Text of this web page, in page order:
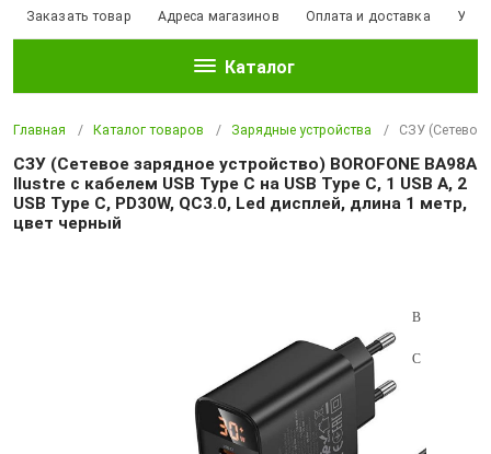
Заказать товар Адреса магазинов Оплата и доставка
Каталог
Главная Каталог товаров Зарядные устройства СЗУ (Сетевое
СЗУ (Сетевое зарядное устройство) BOROFONE BA98A
Ilustre с кабелем USB Type C на USB Type C, 1 USB A, 2
USB Type C, PD30W, QC3.0, Led дисплей, длина 1 метр,
цвет черный